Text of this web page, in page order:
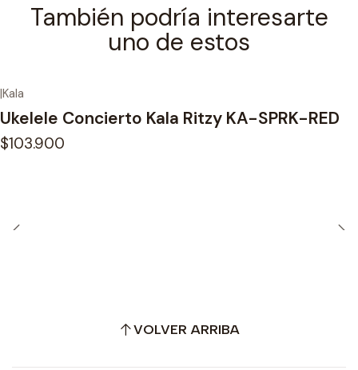
También podría interesarte
uno de estos
|Kala
Ukelele Concierto Kala Ritzy KA-SPRK-RED
$103.900
VOLVER ARRIBA